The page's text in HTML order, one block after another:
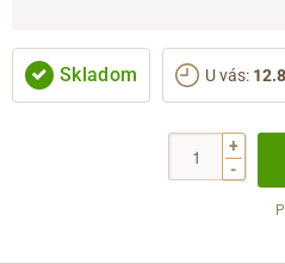
Skladom U vás:
+
-